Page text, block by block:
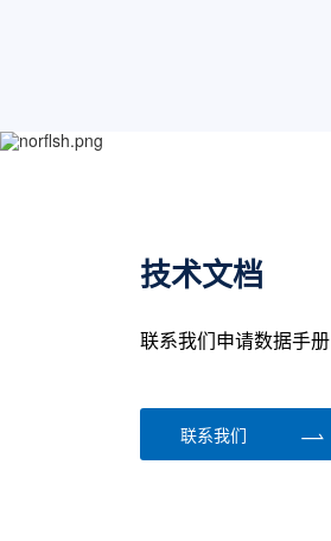
技术文档
联系我们申请数据手册
联系我们